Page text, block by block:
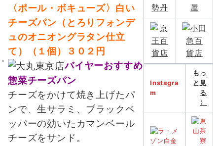
〈ポール・ボキューズ〉白い
チーズパン（とろりフォンデ
ュのオニオングラタン仕立
て）（１個）３０２円
バイヤーおすすめ
惣菜チーズパン
チーズをかけて焼き上げたパ
ンで、生サラミ、ブラックペ
ッパーの効いたカマンベール
チーズをサンド。
Instagra
m
もっ
と見
る
〉